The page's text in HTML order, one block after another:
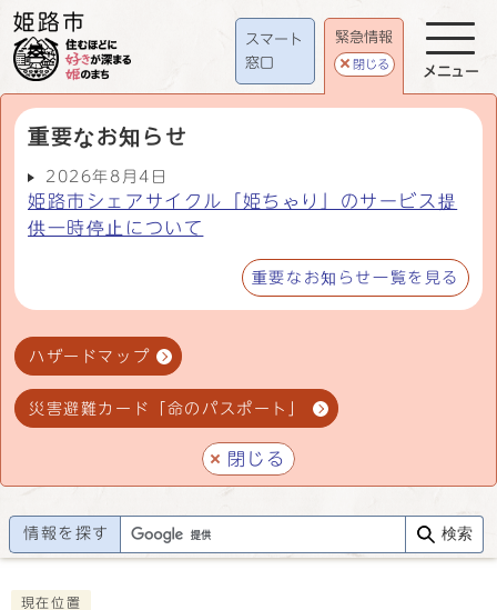
スマート
窓口
緊急情報
閉じる
重要なお知らせ
2026年8月4日
姫路市シェアサイクル「姫ちゃり」のサービス提
供一時停止について
重要なお知らせ一覧を見る
ハザードマップ
災害避難カード「命のパスポート」
閉じる
メニュー
情報を探す 検索
現在位置